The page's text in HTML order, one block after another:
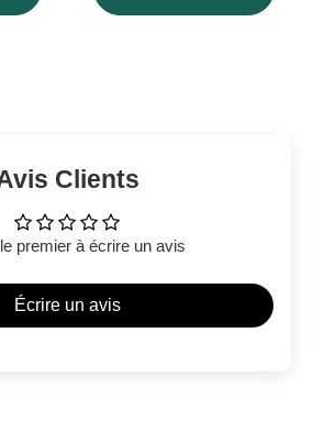
Clients
premier à écrire un avis
Écrire un avis